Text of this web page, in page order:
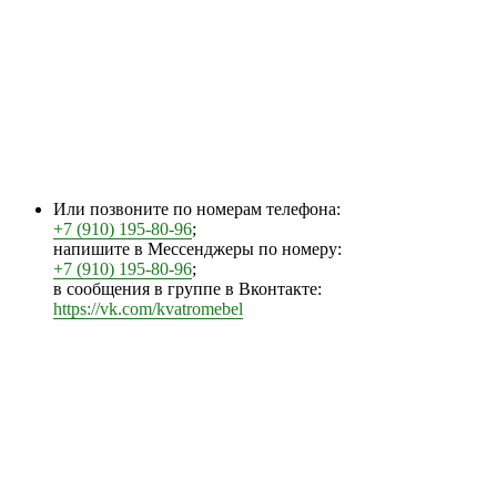
Или позвоните по номерам телефона:
+7 (910) 195-80-96;
напишите в Мессенджеры по номеру:
+7 (910) 195-80-96;
в сообщения в группе в Вконтакте:
https://vk.com/kvatromebel